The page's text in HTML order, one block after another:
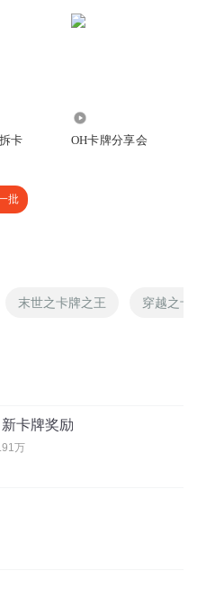
卡 OH卡牌分享会
批
末世之卡牌之王 穿越之卡
卡牌奖励
万